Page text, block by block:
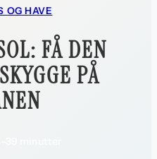
OG HAVE
FÅ DEN
PÅ
minutter